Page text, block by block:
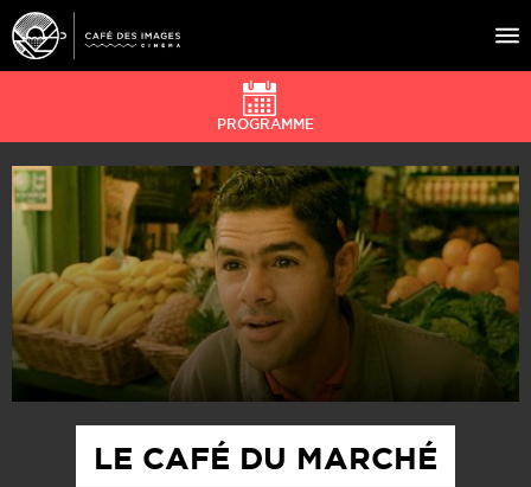
À L’AFFICHE
ÉVÉNEMENTS
CAFÉ DU CINÉ
PRATIQUE
ÉDUCATION AUX IMAGES
PROGRAMME
LE CAFÉ DU MARCHÉ